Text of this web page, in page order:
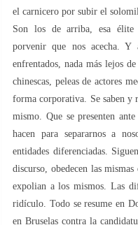
el carnicero por subir el
Son los de arriba, esa élite
porvenir que nos acecha. Y
enfrentados, nada más lejos
chinescas, peleas de actores
forma corporativa. Se saben y
mismo. Que se presenten
hacen para separarnos a
entidades diferenciadas.
discurso, obedecen las
expolian a los mismos. Las
ridículo. Todo se resume en
en Bruselas contra la